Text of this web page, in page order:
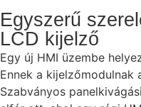
Egyszerű
LCD kijelző
Egy új HMI üzembe
Ennek a kijelzőmodulnak
Szabványos